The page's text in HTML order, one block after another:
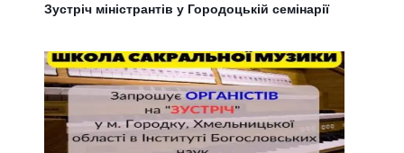
Зустріч міністрантів у Городоцькій семінарії